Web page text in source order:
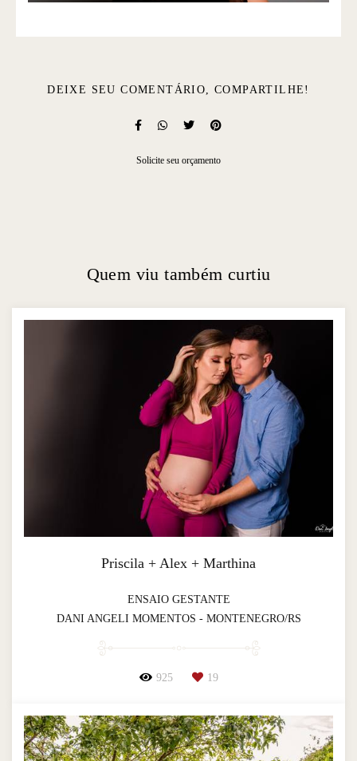
DEIXE SEU COMENTÁRIO, COMPARTILHE!
Solicite seu orçamento
Quem viu também curtiu
Priscila + Alex + Marthina
ENSAIO GESTANTE
DANI ANGELI MOMENTOS - MONTENEGRO/RS
925 19